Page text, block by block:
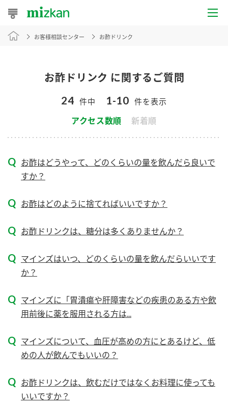
おうちレシピ
レシピカテゴリ一覧
商品からレシピを探す
商品カテゴリ
酢 調味酢
お酢ドリンク ぽん酢
つゆ
クイック調味料
ふりかけ おすしの素
新商品一覧
キャンペーン情報
ブランド・スペシャルサイト トップ
Fibee（ファイビー）
くらしプラ酢
カンタン酢
お酢ドリンク
国内事業概要
ミツカングループについて
お客様相談センター お酢ドリンク
お酢ドリンク に関するご質問
24 件中 1-10 件を表示
アクセス数順 新着順
お酢はどうやって、どのくらいの量を飲んだら良いで
すか？
お酢はどのように捨てればいいですか？
お酢ドリンクは、糖分は多くありませんか？
マインズはいつ、どのくらいの量を飲んだらいいです
か？
マインズに「胃潰瘍や肝障害などの疾患のある方や飲
用前後に薬を服用される方は...
マインズについて、血圧が高めの方にとあるけど、低
めの人が飲んでもいいの？
お酢ドリンクは、飲むだけではなくお料理に使っても
いいですか？